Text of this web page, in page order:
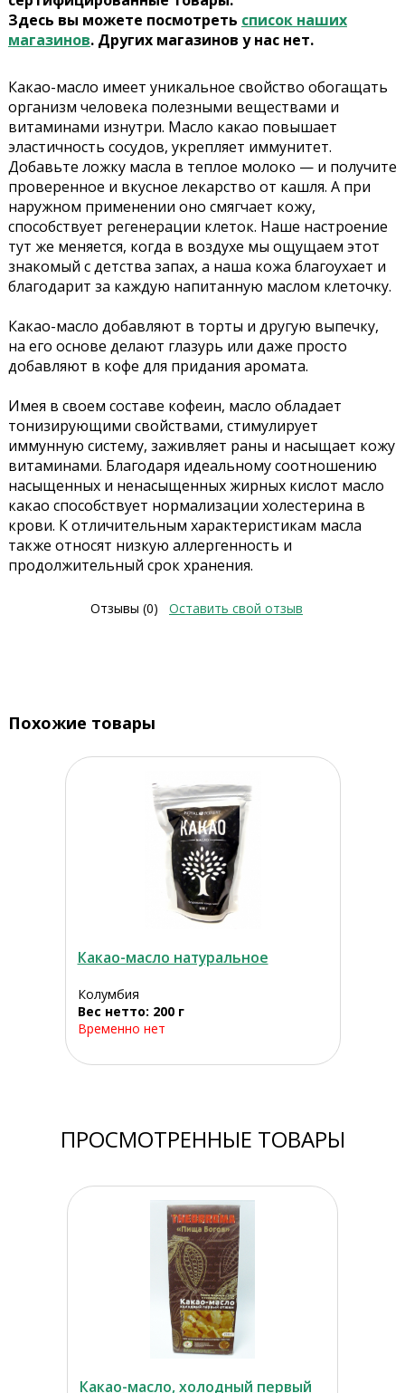
Здесь вы можете посмотреть список наших
магазинов. Других магазинов у нас нет.
Какао-масло имеет уникальное свойство обогащать
организм человека полезными веществами и
витаминами изнутри. Масло какао повышает
эластичность сосудов, укрепляет иммунитет.
Добавьте ложку масла в теплое молоко — и получите
проверенное и вкусное лекарство от кашля. А при
наружном применении оно смягчает кожу,
способствует регенерации клеток. Наше настроение
тут же меняется, когда в воздухе мы ощущаем этот
знакомый с детства запах, а наша кожа благоухает и
благодарит за каждую напитанную маслом клеточку.
Какао-масло добавляют в торты и другую выпечку,
на его основе делают глазурь или даже просто
добавляют в кофе для придания аромата.
Имея в своем составе кофеин, масло обладает
тонизирующими свойствами, стимулирует
иммунную систему, заживляет раны и насыщает кожу
витаминами. Благодаря идеальному соотношению
насыщенных и ненасыщенных жирных кислот масло
какао способствует нормализации холестерина в
крови. К отличительным характеристикам масла
также относят низкую аллергенность и
продолжительный срок хранения.
Отзывы (0) Оставить свой отзыв
Похожие товары
Какао-масло натуральное
Колумбия
Вес нетто: 200 г
Временно нет
ПРОСМОТРЕННЫЕ ТОВАРЫ
Какао-масло, холодный первый